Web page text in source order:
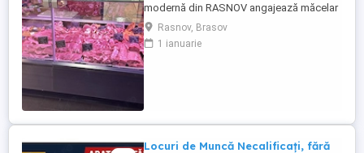
modernă din RASNOV angajează măcelar
cu experiență. Cerințe: Experiență în
tranșarea și fasonarea cărnii de porc, vită
și pasăre; Seriozitate, atenție la detalii și
Rasnov, Brasov
1 ianuarie
Locuri de Muncă Necalificați, fără